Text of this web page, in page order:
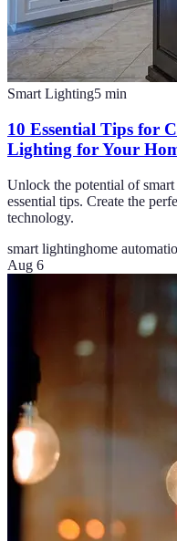
Smart Lighting5 min
10 Essential Tips for
Lighting for Your
Unlock the potential of
essential tips. Create the
technology.
smart lightinghome
Aug 6